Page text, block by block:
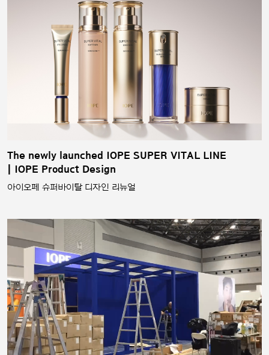
The newly launched IOPE SUPER VITAL LINE
| IOPE Product Design
아이오페 슈퍼바이탈 디자인 리뉴얼